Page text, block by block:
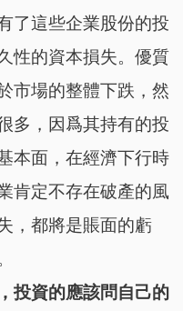
了這些企業股份的投
性的資本損失。優質
市場的整體下跌，然
多，因爲其持有的投
本面，在經濟下行時
肯定不存在破產的風
，都將是賬面的虧
投資的應該問自己的